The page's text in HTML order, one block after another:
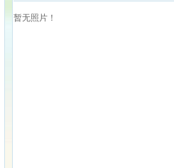
暂无照片！